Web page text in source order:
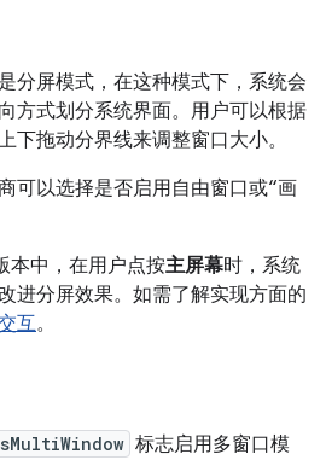
分屏模式，在这种模式下，系统会
方式划分系统界面。用户可以根据
下拖动分界线来调整窗口大小。
可以选择是否启用自由窗口或“画
本中，在用户点按主屏幕时，系统
进分屏效果。如需了解实现方面的
互。
标志启用多窗口模